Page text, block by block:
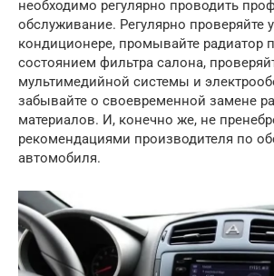
необходимо регулярно проводить
обслуживание. Регулярно проверяйте
кондиционере, промывайте радиатор
состоянием фильтра салона,
мультимедийной системы и
забывайте о своевременной замене
материалов. И, конечно же, не
рекомендациями производителя по
автомобиля.